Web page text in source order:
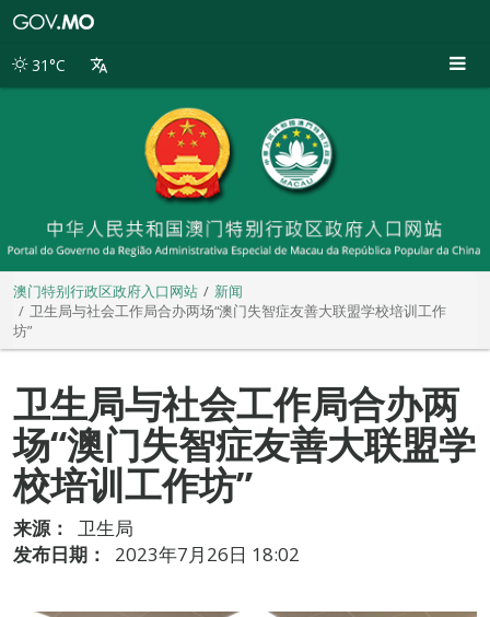
别
31°C
澳门特别行政区政府入口网站
新闻
卫生局与社会工作局合办两场“澳门失智症友善大联盟学校培训工作
坊”
卫生局与社会工作局合办两
场“澳门失智症友善大联盟学
校培训工作坊”
来源：
卫生局
发布日期：
2023年7月26日 18:02